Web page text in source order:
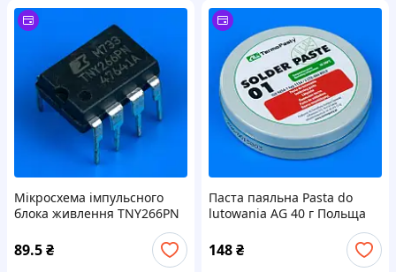
Мікросхема імпульсного
блока живлення TNY266PN
89.5₴
Паста паяльна Pasta do
lutowania AG 40 г Польща
148₴